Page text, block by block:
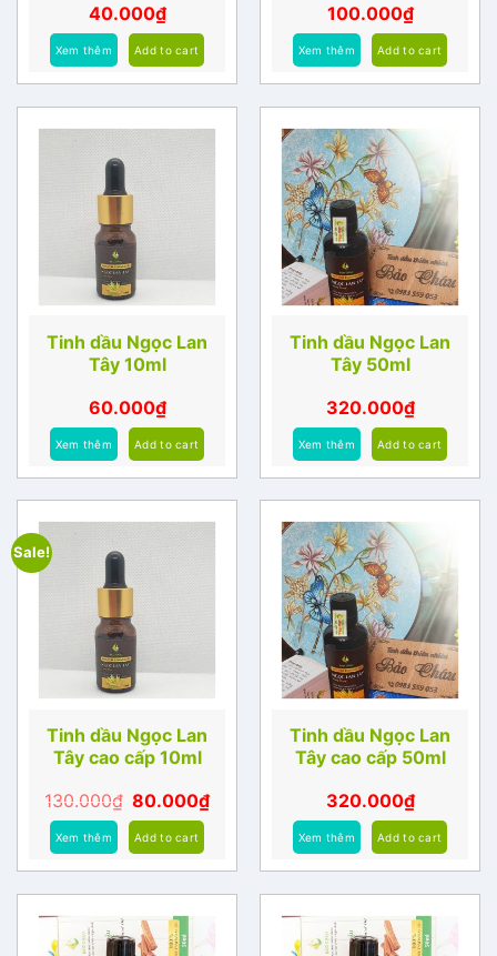
40.000₫
Xem thêm Add to cart
100.000₫
Xem thêm Add to cart
Tinh dầu Ngọc Lan
Tây 10ml
60.000₫
Xem thêm Add to cart
Tinh dầu Ngọc Lan
Tây 50ml
320.000₫
Xem thêm Add to cart
Sale!
Tinh dầu Ngọc Lan
Tây cao cấp 10ml
130.000₫ 80.000₫
Xem thêm Add to cart
Tinh dầu Ngọc Lan
Tây cao cấp 50ml
320.000₫
Xem thêm Add to cart